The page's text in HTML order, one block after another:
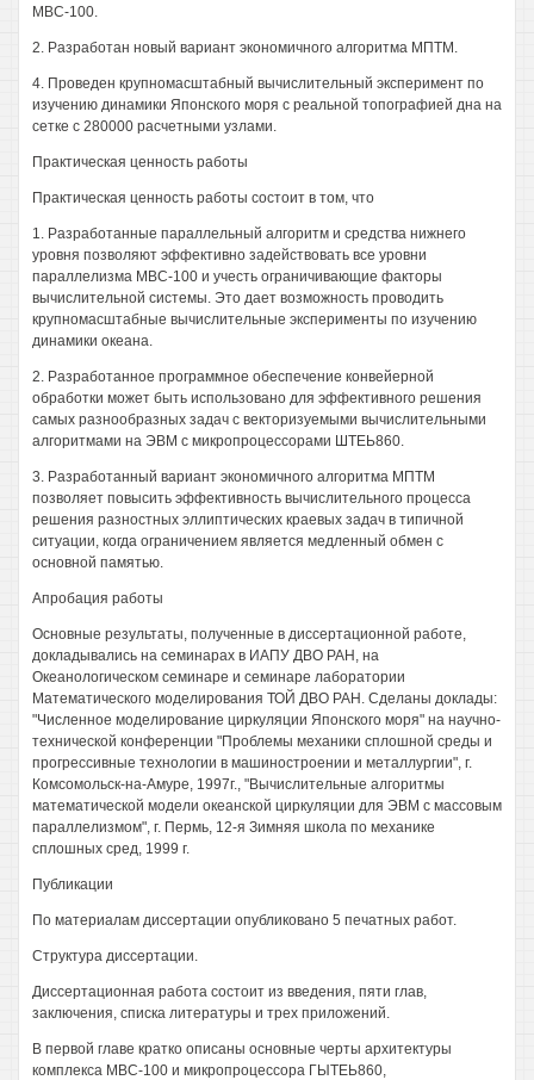
МВС-100.
2. Разработан новый вариант экономичного алгоритма МПТМ.
4. Проведен крупномасштабный вычислительный эксперимент по
изучению динамики Японского моря с реальной топографией дна на
сетке с 280000 расчетными узлами.
Практическая ценность работы
Практическая ценность работы состоит в том, что
1. Разработанные параллельный алгоритм и средства нижнего
уровня позволяют эффективно задействовать все уровни
параллелизма МВС-100 и учесть ограничивающие факторы
вычислительной системы. Это дает возможность проводить
крупномасштабные вычислительные эксперименты по изучению
динамики океана.
2. Разработанное программное обеспечение конвейерной
обработки может быть использовано для эффективного решения
самых разнообразных задач с векторизуемыми вычислительными
алгоритмами на ЭВМ с микропроцессорами ШТЕЬ860.
3. Разработанный вариант экономичного алгоритма МПТМ
позволяет повысить эффективность вычислительного процесса
решения разностных эллиптических краевых задач в типичной
ситуации, когда ограничением является медленный обмен с
основной памятью.
Апробация работы
Основные результаты, полученные в диссертационной работе,
докладывались на семинарах в ИАПУ ДВО РАН, на
Океанологическом семинаре и семинаре лаборатории
Математического моделирования ТОЙ ДВО РАН. Сделаны доклады:
"Численное моделирование циркуляции Японского моря" на научно-
технической конференции "Проблемы механики сплошной среды и
прогрессивные технологии в машиностроении и металлургии", г.
Комсомольск-на-Амуре, 1997г., "Вычислительные алгоритмы
математической модели океанской циркуляции для ЭВМ с массовым
параллелизмом", г. Пермь, 12-я Зимняя школа по механике
сплошных сред, 1999 г.
Публикации
По материалам диссертации опубликовано 5 печатных работ.
Структура диссертации.
Диссертационная работа состоит из введения, пяти глав,
заключения, списка литературы и трех приложений.
В первой главе кратко описаны основные черты архитектуры
комплекса МВС-100 и микропроцессора ГЫТЕЬ860,